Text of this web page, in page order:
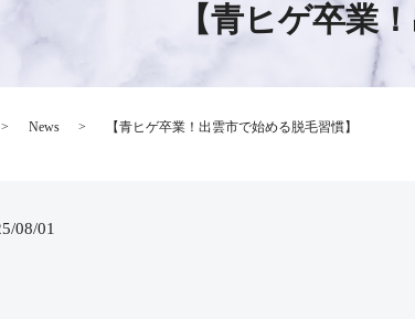
【青ヒゲ卒業
News 【青ヒゲ卒業！出雲市で始める脱毛習慣】
08/01